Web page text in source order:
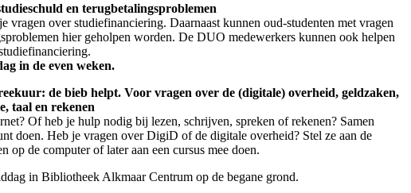
en terugbetalingsproblemen
over studiefinanciering. Daarnaast kunnen oud-studenten met vragen
hier geholpen worden. De DUO medewerkers kunnen ook helpen
in de even weken.
de bieb helpt. Voor vragen over de (digitale) overheid, geldzaken,
taal en rekenen
Of heb je hulp nodig bij lezen, schrijven, spreken of rekenen? Samen
doen. Heb je vragen over DigiD of de digitale overheid? Stel ze aan de
op de computer of later aan een cursus mee doen.
in Bibliotheek Alkmaar Centrum op de begane grond.